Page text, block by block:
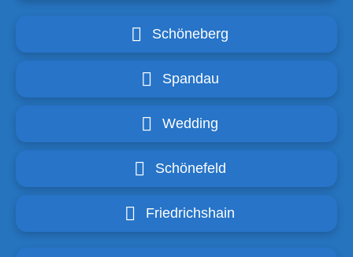
Schöneberg
Spandau
Wedding
Schönefeld
Friedrichshain